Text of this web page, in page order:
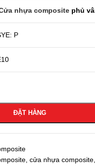
nhựa composite phủ
P
ĐẶT HÀNG
cửa nhựa composite